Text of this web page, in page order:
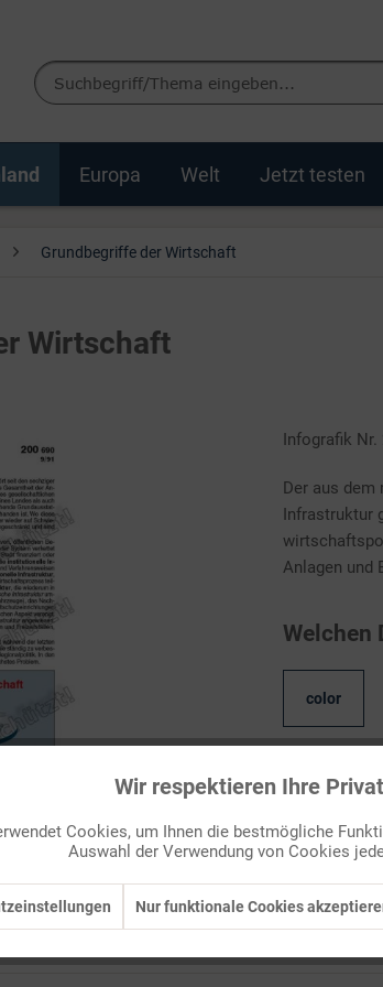
Europa Welt Jetzt testen
Grundbegriffe der Wirtschaft
Wirtschaft
Infografik Nr.
Der aus
Infrastruktur
Anlagen und
Welchen
color
Auf Ihren
Wir respektieren Ihre
Cookies, um Ihnen die bestmögliche
Auswahl der Verwendung von Cookies
Nur funktionale Cookies